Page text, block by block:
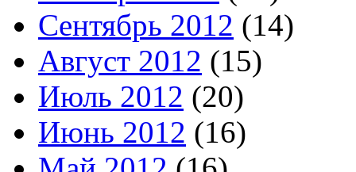
Сентябрь 2012 (14)
Август 2012 (15)
Июль 2012 (20)
Июнь 2012 (16)